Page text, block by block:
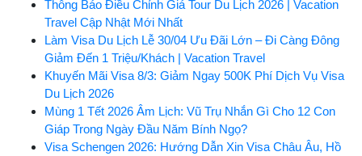
Thông Báo Điều Chỉnh Giá Tour Du Lịch 2026 | Vacation
Travel Cập Nhật Mới Nhất
Làm Visa Du Lịch Lễ 30/04 Ưu Đãi Lớn – Đi Càng Đông
Giảm Đến 1 Triệu/Khách | Vacation Travel
Khuyến Mãi Visa 8/3: Giảm Ngay 500K Phí Dịch Vụ Visa
Du Lịch 2026
Mùng 1 Tết 2026 Âm Lịch: Vũ Trụ Nhắn Gì Cho 12 Con
Giáp Trong Ngày Đầu Năm Bính Ngọ?
Visa Schengen 2026: Hướng Dẫn Xin Visa Châu Âu, Hồ